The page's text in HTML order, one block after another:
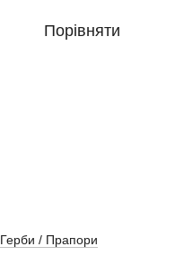
Порівняти
Герби / Прапори